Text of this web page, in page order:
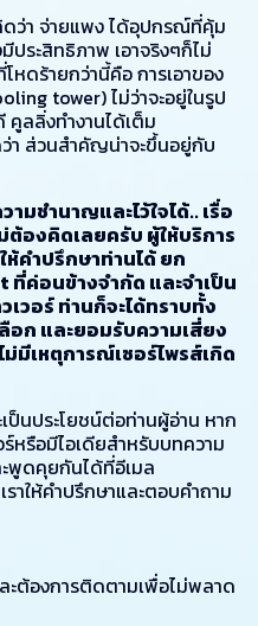
ว่า จ่ายแพง ได้อุปกรณ์ที่คุ้ม
ประสิทธิภาพ เอาจริงๆก็ไม่
หดร้ายกว่านี้คือ การเอาของ
tower) ไม่ว่าจะอยู่ในรูป
คูลลิ่งทำงานได้เต็ม
า ส่วนสำคัญน่าจะขึ้นอยู่กับ
มชำนาญและไว้ใจได้.. เรื่อ
องคิดเลยครับ ผู้ให้บริการ
คำปรึกษาท่านได้ ยก
ที่ค่อนข้างจำกัด และจำเป็น
วอร์ ท่านก็จะได้ทราบทั้ง
ก และยอมรับความเสี่ยง
มีเหตุการณ์เซอร์ไพรส์เกิด
ป็นประโยชน์ต่อท่านผู้อ่าน หาก
หรือมีไอเดียสำหรับบทความ
ะพูดคุยกันได้ที่อีเมล
เราให้คำปรึกษาและตอบคำถาม
ะต้องการติดตามเพื่อไม่พลาด